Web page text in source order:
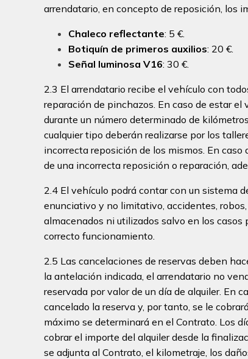
arrendatario, en concepto de reposición, los
Chaleco reflectante: 5 €.
Botiquín de primeros auxilios: 20 €.
Señal luminosa V16: 30 €.
2.3 El arrendatario recibe el vehículo con
reparación de pinchazos. En caso de estar
durante un número determinado de
cualquier tipo deberán realizarse por los
incorrecta reposición de los mismos. En
de una incorrecta reposición o reparación,
2.4 El vehículo podrá contar con un sistema
enunciativo y no limitativo, accidentes,
almacenados ni utilizados salvo en los
correcto funcionamiento.
2.5 Las cancelaciones de reservas deben
la antelación indicada, el arrendatario no
reservada por valor de un día de alquiler. En
cancelado la reserva y, por tanto, se le
máximo se determinará en el Contrato. Los
cobrar el importe del alquiler desde la
se adjunta al Contrato, el kilometraje, los